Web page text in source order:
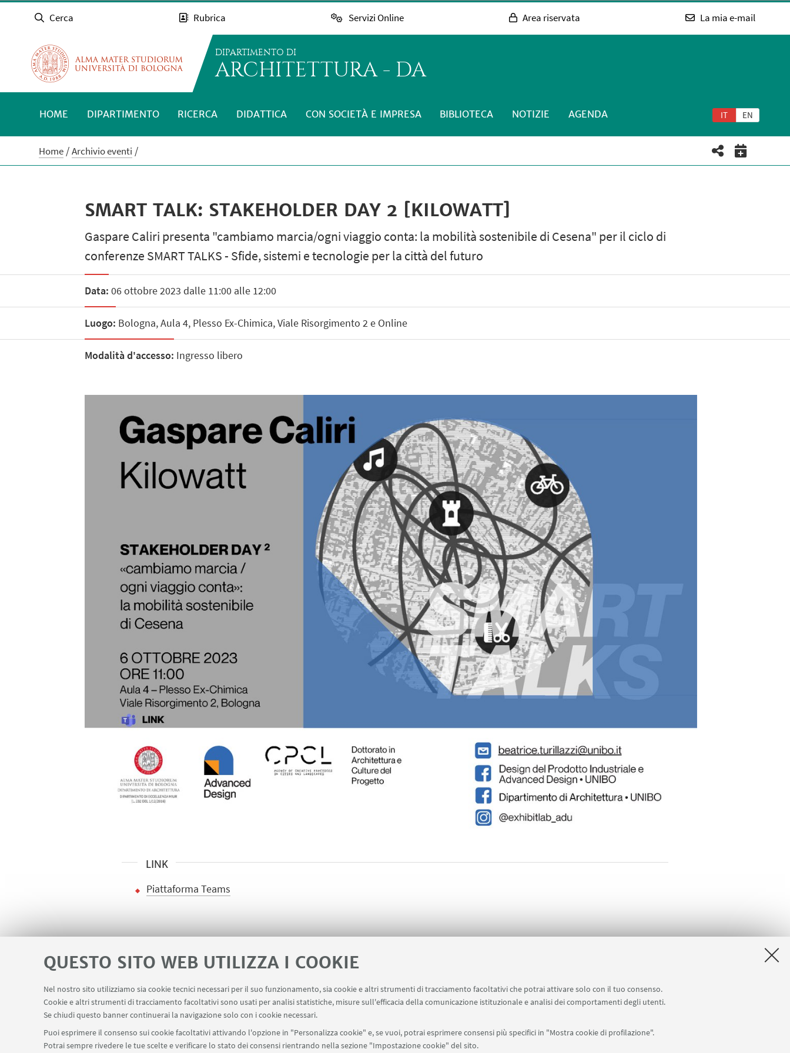
QUESTO SITO WEB UTILIZZA I COOKIE
Nel nostro sito utilizziamo sia cookie tecnici necessari per il suo funzionamento, sia cookie e altri strumenti di tracciamento facoltativi che potrai attivare solo con il tuo consenso.
Cookie e altri strumenti di tracciamento facoltativi sono usati per analisi statistiche, misure sull'efficacia della comunicazione istituzionale e analisi dei comportamenti degli utenti.
Se chiudi questo banner continuerai la navigazione solo con i cookie necessari.
Puoi esprimere il consenso sui cookie facoltativi attivando l'opzione in "Personalizza cookie" e, se vuoi, potrai esprimere consensi più specifici in "Mostra cookie di profilazione".
Potrai sempre rivedere le tue scelte e verificare lo stato dei consensi rientrando nella sezione "Impostazione cookie" del sito.
Cerca Rubrica Servizi Online Area riservata La mia e-mail
DIPARTIMENTO DI
ARCHITETTURA - DA
IT EN
HOME DIPARTIMENTO RICERCA DIDATTICA CON SOCIETÀ E IMPRESA BIBLIOTECA NOTIZIE AGENDA
Home Archivio eventi
SMART TALK: STAKEHOLDER DAY 2 [KILOWATT]
Gaspare Caliri presenta "cambiamo marcia/ogni viaggio conta: la mobilità sostenibile di Cesena" per il ciclo di
conferenze SMART TALKS - Sfide, sistemi e tecnologie per la città del futuro
Data: 06 ottobre 2023 dalle 11:00 alle 12:00
Luogo: Bologna, Aula 4, Plesso Ex-Chimica, Viale Risorgimento 2 e Online
Modalità d'accesso: Ingresso libero
LINK
Piattaforma Teams
LINK UTILI Contatti Area riservata Prenotazione risorse
SEGUI IL DIPARTIMENTO SU: